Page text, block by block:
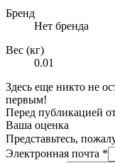
Бренд
Нет бренда
Вес (кг)
0.01
Здесь еще никто не
первым!
Перед публикацией
Ваша оценка
Представьтесь,
Электронная почта *